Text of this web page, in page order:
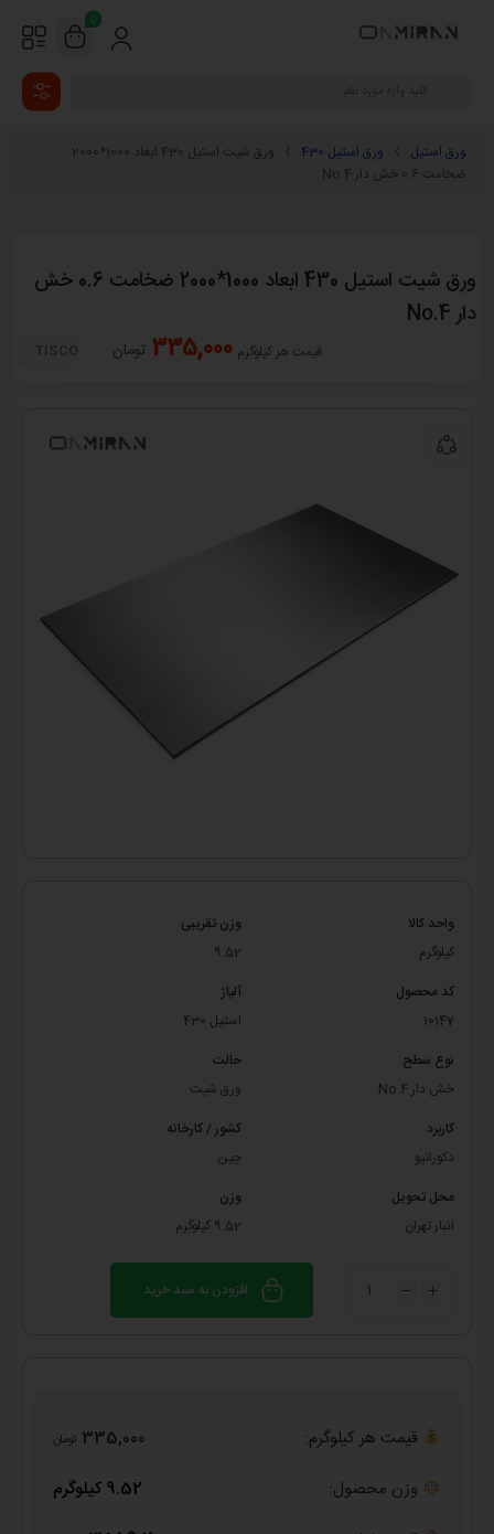
0
ورق استیل ورق استیل 430
ورق شیت استیل 430 ابعاد 1000*2000
ضخامت 0.6 خش دار No.4
ورق شیت استیل 430 ابعاد 1000*2000 ضخامت 0.6 خش
دار No.4
قیمت هر کیلوگرم 335,000 تومان TISCO
واحد کالا
کیلوگرم
وزن تقریبی
9.52
کد محصول
10147
آلیاژ
استیل 430
نوع سطح
خش دار No.4
حالت
ورق شیت
کاربرد
دکوراتیو
کشور / کارخانه
چین
محل تحویل
انبار تهران
وزن
9.52 کیلوگرم
افزودن به سبد خرید
قیمت هر کیلوگرم: 335,000 تومان
وزن محصول:
9.52 کیلوگرم